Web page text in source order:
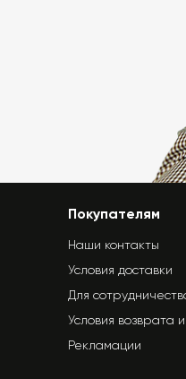
Покупателям
Наши контакты
Условия доставки
Для
Условия возврата
Рекламации